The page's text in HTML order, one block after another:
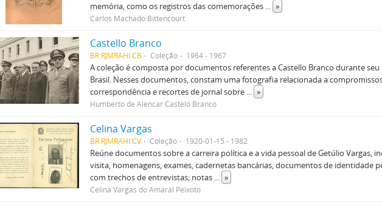
memória, como os registros das comemorações ... »
Carlos Machado Bittencourt
Castello Branco
BR RJMRAHI CB Coleção 1964 - 1967
A coleção é composta por documentos referentes a Castello Branco durante
Brasil. Nesses documentos, constam uma fotografia relacionada a
correspondência e recortes de jornal sobre ... »
Humberto de Alencar Castelo Branco
Celina Vargas
BR RJMRAHI CV Coleção 1920-01-15 - 1982
Reúne documentos sobre a carreira política e a vida pessoal de Getúlio Vargas,
visita, homenagens, exames, cadernetas bancárias, documentos de identidade
com trechos de entrevistas; notas ... »
Celina Vargas do Amaral Peixoto